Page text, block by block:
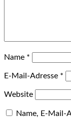
Name *
E-Mail-Adresse *
Website
Name, E-Mail-